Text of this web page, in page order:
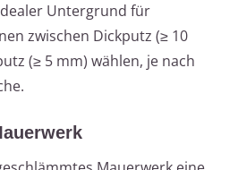
Untergrund für
zwischen Dickputz (≥ 10
(≥ 5 mm) wählen, je nach